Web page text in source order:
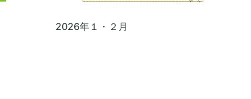
2026年１・２月